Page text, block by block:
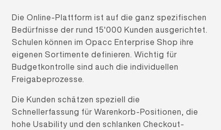
Die Online-Plattform ist auf die ganz spezifischen
Bedürfnisse der rund 15'000 Kunden ausgerichtet.
Schulen können im Opacc Enterprise Shop ihre
eigenen Sortimente definieren. Wichtig für
Budgetkontrolle sind auch die individuellen
Freigabeprozesse.
Die Kunden schätzen speziell die
Schnellerfassung für Warenkorb-Positionen, die
hohe Usability und den schlanken Checkout-